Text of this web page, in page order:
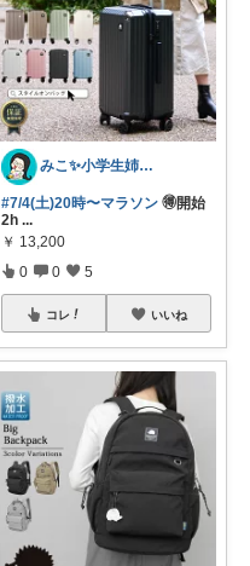
みこ✨小学生姉妹の母ちゃん
#7/4(土)20時〜マラソン 🉐開始
2h ...
￥ 13,200
0 0 5
コレ いいね